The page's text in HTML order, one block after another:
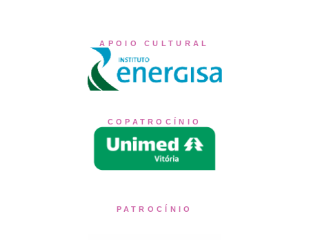
APOIO CULTURAL
COPATROCÍNIO
PATROCÍNIO